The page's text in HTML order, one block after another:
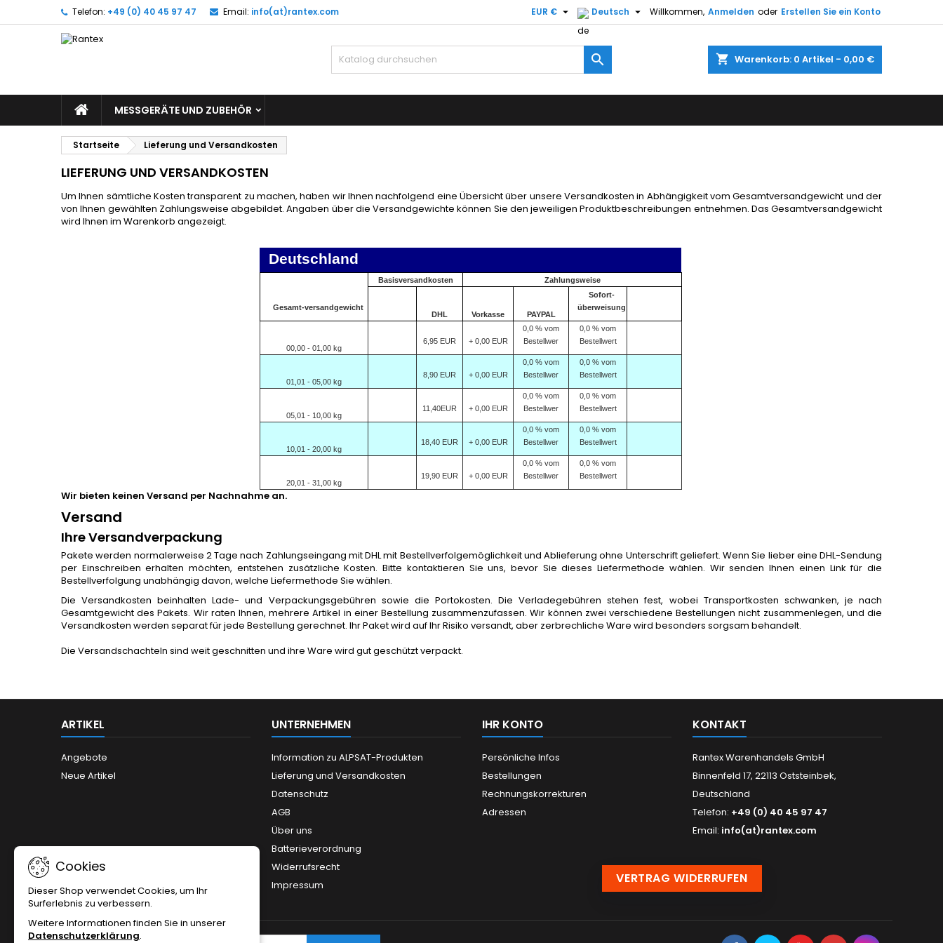
Telefon: +49 (0) 40 45 97 47 Email: info(at)rantex.com Willkommen, Anmelden oder Erstellen Sie ein Konto
Deutsch 
EUR € 
shopping_cart Warenkorb: 0 Artikel - 0,00 €

MESSGERÄTE UND ZUBEHÖR
Startseite Lieferung und Versandkosten
LIEFERUNG UND VERSANDKOSTEN
Um Ihnen sämtliche Kosten transparent zu machen, haben wir Ihnen nachfolgend eine Übersicht über unsere Versandkosten in Abhängigkeit vom Gesamtversandgewicht und der
von Ihnen gewählten Zahlungsweise abgebildet. Angaben über die Versandgewichte können Sie den jeweiligen Produktbeschreibungen entnehmen. Das Gesamtversandgewicht
wird Ihnen im Warenkorb angezeigt.
Deutschland
Gesamt-versandgewicht
Basisversandkosten Zahlungsweise
DHL Vorkasse PAYPAL
Sofort-
überweisung
00,00 - 01,00 kg
6,95 EUR + 0,00 EUR
0,0 % vom
Bestellwer
0,0 % vom
Bestellwert
01,01 - 05,00 kg
8,90 EUR + 0,00 EUR
0,0 % vom
Bestellwer
0,0 % vom
Bestellwert
05,01 - 10,00 kg
11,40EUR + 0,00 EUR
0,0 % vom
Bestellwer
0,0 % vom
Bestellwert
10,01 - 20,00 kg
18,40 EUR + 0,00 EUR
0,0 % vom
Bestellwer
0,0 % vom
Bestellwert
20,01 - 31,00 kg
19,90 EUR + 0,00 EUR
0,0 % vom
Bestellwer
0,0 % vom
Bestellwert
Wir bieten keinen Versand per Nachnahme an.
Versand
Ihre Versandverpackung
Pakete werden normalerweise 2 Tage nach Zahlungseingang mit DHL mit Bestellverfolgemöglichkeit und Ablieferung ohne Unterschrift geliefert. Wenn Sie lieber eine DHL-Sendung
per Einschreiben erhalten möchten, entstehen zusätzliche Kosten. Bitte kontaktieren Sie uns, bevor Sie dieses Liefermethode wählen. Wir senden Ihnen einen Link für die
Bestellverfolgung unabhängig davon, welche Liefermethode Sie wählen.
Die Versandkosten beinhalten Lade- und Verpackungsgebühren sowie die Portokosten. Die Verladegebühren stehen fest, wobei Transportkosten schwanken, je nach
Gesamtgewicht des Pakets. Wir raten Ihnen, mehrere Artikel in einer Bestellung zusammenzufassen. Wir können zwei verschiedene Bestellungen nicht zusammenlegen, und die
Versandkosten werden separat für jede Bestellung gerechnet. Ihr Paket wird auf Ihr Risiko versandt, aber zerbrechliche Ware wird besonders sorgsam behandelt.
Die Versandschachteln sind weit geschnitten und ihre Ware wird gut geschützt verpackt.
ARTIKEL
Angebote
Neue Artikel
UNTERNEHMEN
Information zu ALPSAT-Produkten
Lieferung und Versandkosten
Datenschutz
AGB
Über uns
Batterieverordnung
Widerrufsrecht
Impressum
IHR KONTO
Persönliche Infos
Bestellungen
Rechnungskorrekturen
Adressen
KONTAKT
Rantex Warenhandels GmbH
Binnenfeld 17, 22113 Oststeinbek,
Deutschland
Telefon: +49 (0) 40 45 97 47
Email: info(at)rantex.com
My wishlists
add_circle_outlineCreate new list
((modalTitle))
((confirmMessage))
((title))
Anmelden
Sie müssen angemeldet sein, um Artikel Ihrer Wunschliste hinzufügen
Cookies
Dieser Shop verwendet Cookies, um Ihr
Surferlebnis zu verbessern.
Weitere Informationen finden Sie in unserer
Datenschutzerklärung.
VERTRAG WIDERRUFEN